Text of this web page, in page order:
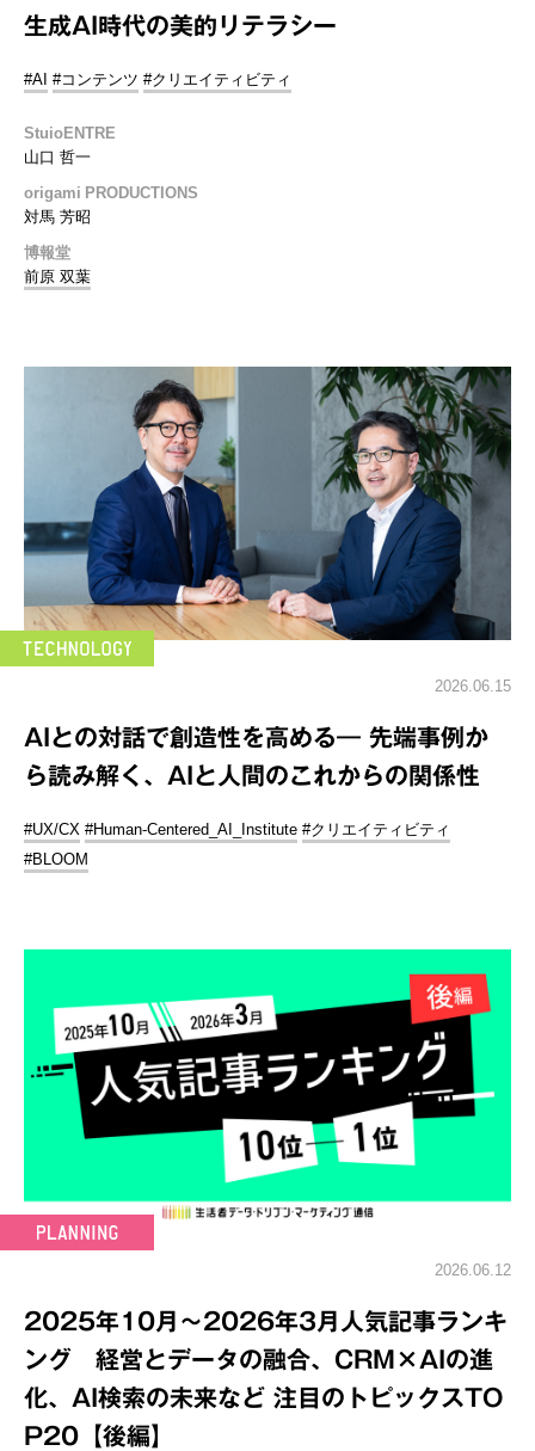
生成AI時代の美的リテラシー
#AI #コンテンツ #クリエイティビティ
StuioENTRE
山口 哲一
origami PRODUCTIONS
対馬 芳昭
博報堂
前原 双葉
2026.06.15
AIとの対話で創造性を高める― 先端事例か
ら読み解く、AIと人間のこれからの関係性
#UX/CX #Human-Centered_AI_Institute #クリエイティビティ
#BLOOM
2026.06.12
2025年10月～2026年3月人気記事ランキ
ング 経営とデータの融合、CRM×AIの進
化、AI検索の未来など 注目のトピックスTO
P20【後編】